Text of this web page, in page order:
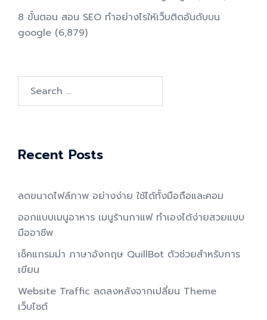
8 ขั้นตอน สอน SEO ทําอย่างไรให้เว็บติดอันดับบน
google (6,879)
for:
Recent Posts
ลดขนาดไฟล์ภาพ อย่างง่าย ใช้ได้ทั้งมือถือและคอม
ออกแบบเมนูอาหาร เมนูร้านกาแฟ ทำเองได้ง่ายสวยแบบ
มืออาชีพ
เช็คแกรมม่า ภาษาอังกฤษ QuillBot ตัวช่วยสำหรับการ
เขียน
Website Traffic ลดลงหลังจากเปลี่ยน Theme
เว็บไซต์